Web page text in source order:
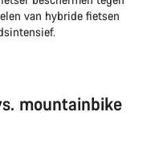
van hybride fietsen
mountainbike